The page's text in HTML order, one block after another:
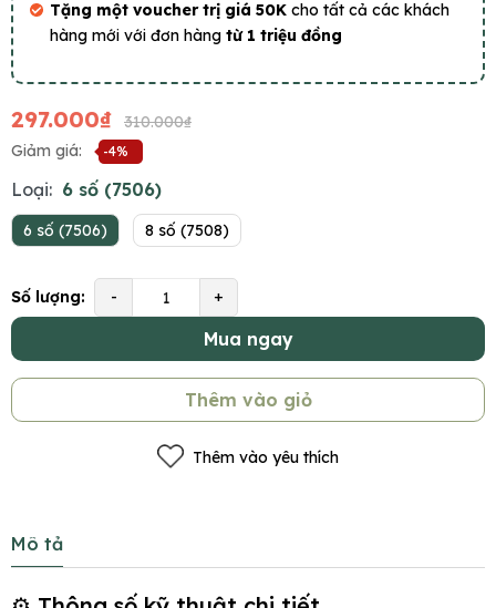
Tặng một voucher trị giá 50K cho tất cả các khách
hàng mới với đơn hàng từ 1 triệu đồng
297.000₫
310.000₫
Giảm giá:
-4%
Loại: 6 số (7506)
6 số (7506) 8 số (7508)
Số lượng: - +
Mua ngay
Thêm vào giỏ
Thêm vào yêu thích
Mô tả